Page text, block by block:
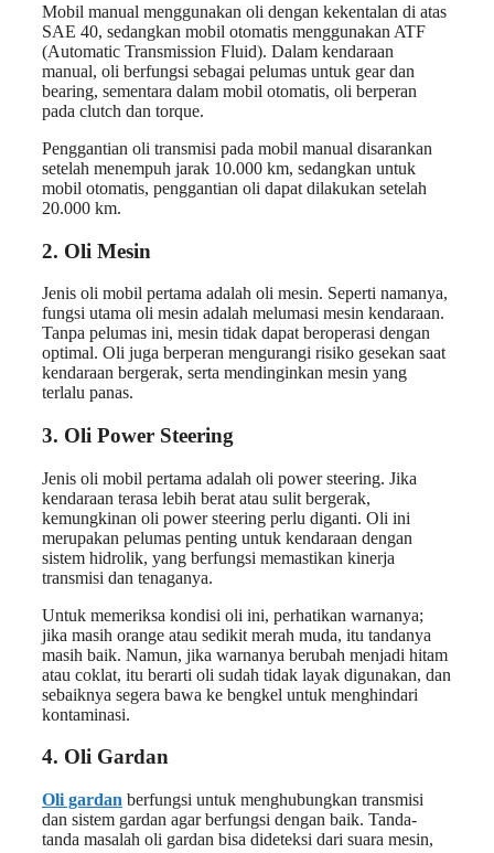
Mobil manual menggunakan oli dengan kekentalan di atas
SAE 40, sedangkan mobil otomatis menggunakan ATF
(Automatic Transmission Fluid). Dalam kendaraan
manual, oli berfungsi sebagai pelumas untuk gear dan
bearing, sementara dalam mobil otomatis, oli berperan
pada clutch dan torque.
Penggantian oli transmisi pada mobil manual disarankan
setelah menempuh jarak 10.000 km, sedangkan untuk
mobil otomatis, penggantian oli dapat dilakukan setelah
20.000 km.
2. Oli Mesin
Jenis oli mobil pertama adalah oli mesin. Seperti namanya,
fungsi utama oli mesin adalah melumasi mesin kendaraan.
Tanpa pelumas ini, mesin tidak dapat beroperasi dengan
optimal. Oli juga berperan mengurangi risiko gesekan saat
kendaraan bergerak, serta mendinginkan mesin yang
terlalu panas.
3. Oli Power Steering
Jenis oli mobil pertama adalah oli power steering. Jika
kendaraan terasa lebih berat atau sulit bergerak,
kemungkinan oli power steering perlu diganti. Oli ini
merupakan pelumas penting untuk kendaraan dengan
sistem hidrolik, yang berfungsi memastikan kinerja
transmisi dan tenaganya.
Untuk memeriksa kondisi oli ini, perhatikan warnanya;
jika masih orange atau sedikit merah muda, itu tandanya
masih baik. Namun, jika warnanya berubah menjadi hitam
atau coklat, itu berarti oli sudah tidak layak digunakan, dan
sebaiknya segera bawa ke bengkel untuk menghindari
kontaminasi.
4. Oli Gardan
Oli gardan berfungsi untuk menghubungkan transmisi
dan sistem gardan agar berfungsi dengan baik. Tanda-
tanda masalah oli gardan bisa dideteksi dari suara mesin,